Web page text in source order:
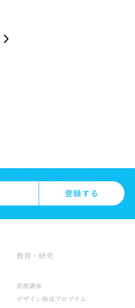
教育・研究
寄附講座
デザイン助成プログラム